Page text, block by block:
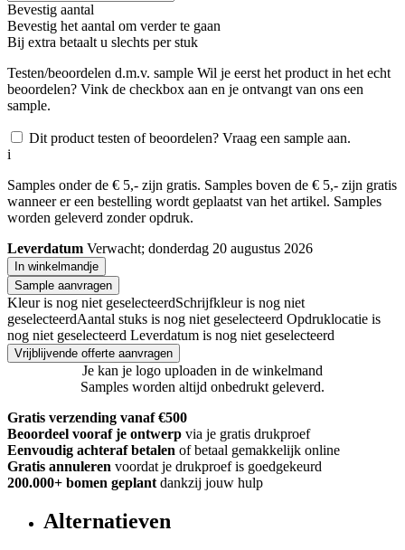
Bevestig aantal
Bevestig het aantal om verder te gaan
Bij extra betaalt u slechts per stuk
Testen/beoordelen d.m.v. sample Wil je eerst het product in het echt
beoordelen? Vink de checkbox aan en je ontvangt van ons een
sample.
Dit product testen of beoordelen? Vraag een sample aan.
i
Samples onder de € 5,- zijn gratis. Samples boven de € 5,- zijn gratis
wanneer er een bestelling wordt geplaatst van het artikel. Samples
worden geleverd zonder opdruk.
Leverdatum Verwacht; donderdag 20 augustus 2026
In winkelmandje
Sample aanvragen
Kleur is nog niet geselecteerdSchrijfkleur is nog niet
geselecteerdAantal stuks is nog niet geselecteerd Opdruklocatie is
nog niet geselecteerd Leverdatum is nog niet geselecteerd
Vrijblijvende offerte aanvragen
Je kan je logo uploaden in de winkelmand
Samples worden altijd onbedrukt geleverd.
Gratis verzending vanaf €500
Beoordeel vooraf je ontwerp via je gratis drukproef
Eenvoudig achteraf betalen of betaal gemakkelijk online
Gratis annuleren voordat je drukproef is goedgekeurd
200.000+ bomen geplant dankzij jouw hulp
Alternatieven